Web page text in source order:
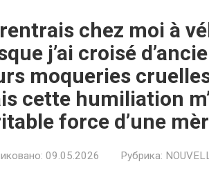
chez moi à
j’ai croisé
moqueries
cette humiliation
force d’une
09.05.2026 Рубрика: